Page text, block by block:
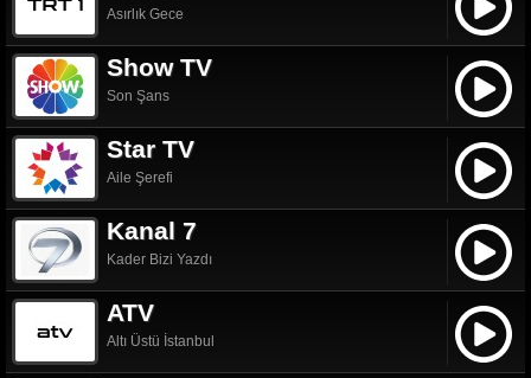
Asırlık Gece
Show TV
Son Şans
Star TV
Aile Şerefi
Kanal 7
Kader Bizi Yazdı
ATV
Altı Üstü İstanbul